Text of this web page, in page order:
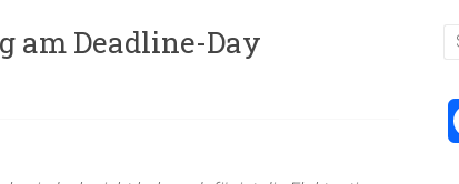
am Deadline-Day